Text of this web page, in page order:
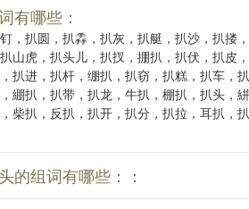
有哪些：
，扒圆，扒掱，扒灰，扒艇，扒沙，扒搂，
山虎，扒头儿，扒扠，掤扒，扒伏，扒皮
扒进，扒杆，绷扒，扒窃，扒糕，扒车，
綳扒，扒带，扒龙，牛扒，棚扒，扒头，
柴扒，反扒，扒开，扒分，扒拉，耳扒，
的组词有哪些：：